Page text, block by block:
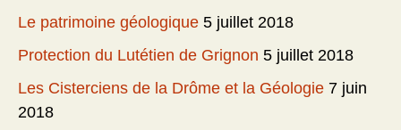
Le patrimoine géologique 5 juillet 2018
Protection du Lutétien de Grignon 5 juillet 2018
Les Cisterciens de la Drôme et la Géologie 7 juin
2018